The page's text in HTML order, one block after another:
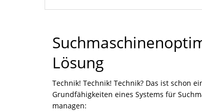
Lösung
Technik! Technik! Technik? Das ist schon
Grundfähigkeiten eines Systems für
managen: